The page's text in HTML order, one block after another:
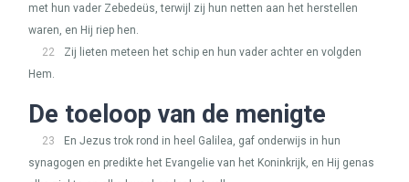
met hun vader Zebedeüs, terwijl zij hun netten aan het herstellen
waren, en Hij riep hen.
22
Zij lieten meteen het schip en hun vader achter en volgden
Hem.
De toeloop van de menigte
23
En Jezus trok rond in heel Galilea, gaf onderwijs in hun
synagogen en predikte het Evangelie van het Koninkrijk, en Hij genas